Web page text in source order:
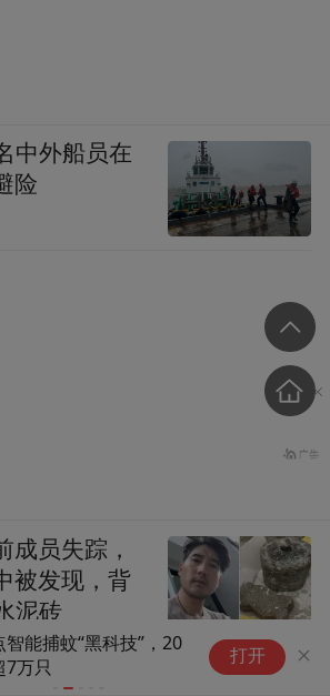
能捕蚊“黑科技”，20
7万只
打开
中外船员在
险
成员失踪，
被发现，背
泥砖